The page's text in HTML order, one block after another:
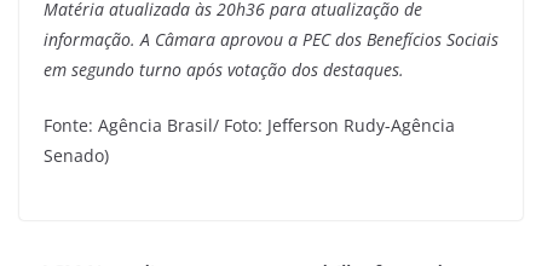
Matéria atualizada às 20h36 para atualização de
informação. A Câmara aprovou a PEC dos Benefícios Sociais
em segundo turno após votação dos destaques.
Fonte: Agência Brasil/ Foto: Jefferson Rudy-Agência
Senado)